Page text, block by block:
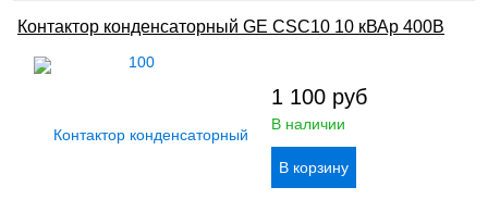
Контактор конденсаторный GE CSC10 10 кВАр 400В
1 100 руб
В наличии